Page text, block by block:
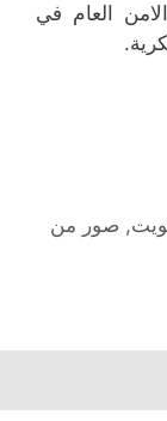
الامن العام في
, صور من